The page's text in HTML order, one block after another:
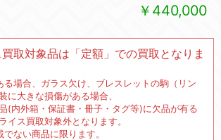
￥440,000
取対象品は「定額」での買取となりま
る場合、ガラス欠け、ブレスレットの駒（リン
に大きな損傷がある場合、
(内外箱・保証書・冊子・タグ等)に欠品が有る
イス買取対象外となります。
ない商品に限ります。